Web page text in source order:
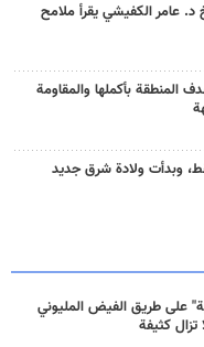
عامر الكفيشي يقرأ ملامح
المنطقة بأكملها والمقاومة
وبدأت ولادة شرق جديد
على طريق الفيض المليوني
تزال كثيفة